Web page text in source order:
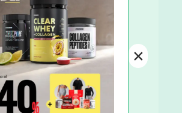
PIATTI VELOCI
RICETTE SENZA GLUTINE
Involtini di
Datteri Ripieni
×